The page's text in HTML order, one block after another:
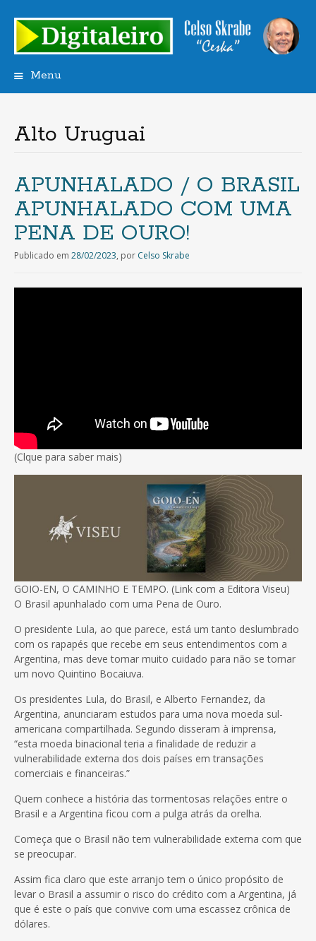
Menu
conteúdo
Alto Uruguai
APUNHALADO / O BRASIL
APUNHALADO COM UMA
PENA DE OURO!
Publicado em 28/02/2023, por Celso Skrabe
(Clque para saber mais)
GOIO-EN, O CAMINHO E TEMPO. (Link com a Editora Viseu)
O Brasil apunhalado com uma Pena de Ouro.
O presidente Lula, ao que parece, está um tanto deslumbrado
com os rapapés que recebe em seus entendimentos com a
Argentina, mas deve tomar muito cuidado para não se tornar
um novo Quintino Bocaiuva.
Os presidentes Lula, do Brasil, e Alberto Fernandez, da
Argentina, anunciaram estudos para uma nova moeda sul-
americana compartilhada. Segundo disseram à imprensa,
“esta moeda binacional teria a finalidade de reduzir a
vulnerabilidade externa dos dois países em transações
comerciais e financeiras.”
Quem conhece a história das tormentosas relações entre o
Brasil e a Argentina ficou com a pulga atrás da orelha.
Começa que o Brasil não tem vulnerabilidade externa com que
se preocupar.
Assim fica claro que este arranjo tem o único propósito de
levar o Brasil a assumir o risco do crédito com a Argentina, já
que é este o país que convive com uma escassez crônica de
dólares.